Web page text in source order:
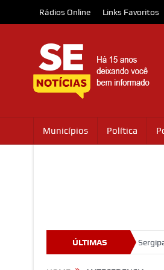
Rádios Online Links Favoritos
Municípios Política
ÚLTIMAS
o Museu da Gente Sergipana